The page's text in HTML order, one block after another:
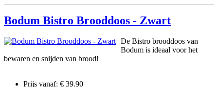
Bodum Bistro Brooddoos - Zwart
De Bistro brooddoos van
Bodum is ideaal voor het
bewaren en snijden van brood!
Prijs vanaf: € 39.90